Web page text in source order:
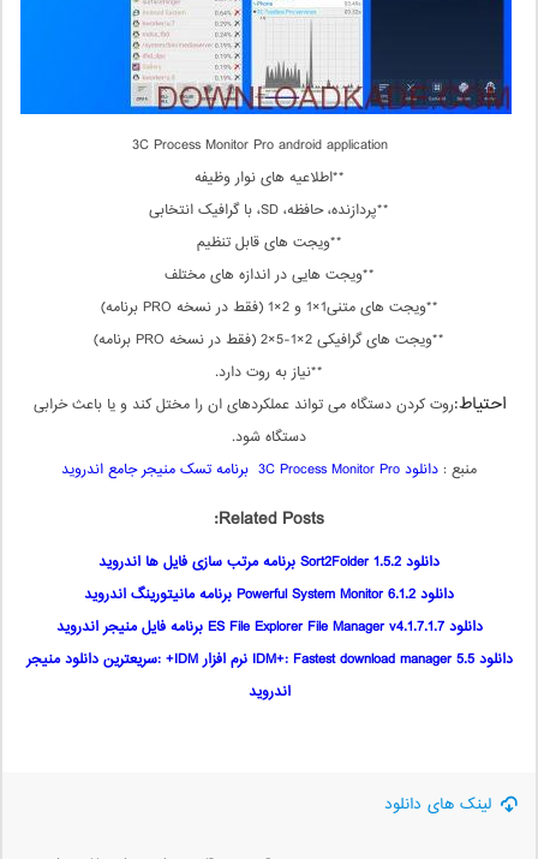
3C Process Monitor Pro android application
**اطلاعیه های نوار وظیفه
**پردازنده، حافظه، SD، با گرافیک انتخابی
**ویجت های قابل تنظیم
**ویجت هایی در اندازه های مختلف
**ویجت های متنی1×1 و 2×1 (فقط در نسخه PRO برنامه)
**ویجت های گرافیکی 2×1-5×2 (فقط در نسخه PRO برنامه)
**نیاز به روت دارد.
احتیاط:روت کردن دستگاه می تواند عملکردهای ان را مختل کند و یا باعث خرابی
دستگاه شود.
منبع : دانلود 3C Process Monitor Pro برنامه تسک منیجر جامع اندروید
Related Posts:
دانلود Sort2Folder 1.5.2 برنامه مرتب سازی فایل ها اندروید
دانلود Powerful System Monitor 6.1.2 برنامه مانیتورینگ اندروید
دانلود ES File Explorer File Manager v4.1.7.1.7 برنامه فایل منیجر اندروید
دانلود IDM+: Fastest download manager 5.5 نرم افزار IDM+ :سریعترین دانلود منیجر
اندروید
لینک های دانلود